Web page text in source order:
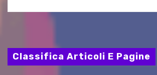
Classifica Articoli E Pagine